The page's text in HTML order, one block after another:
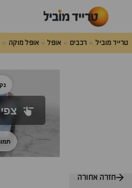
טרייד מוביל רכבים אופל אופל מוקה
חזרה אחורה